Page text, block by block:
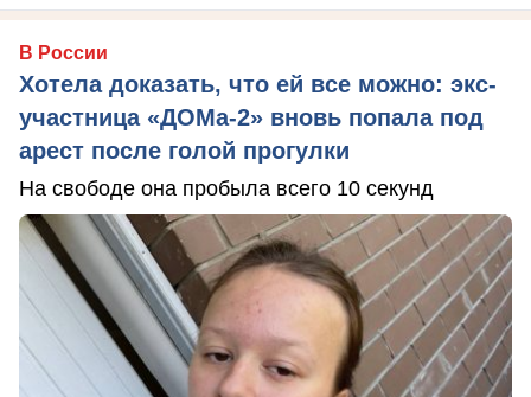
В России
Хотела доказать, что ей все можно: экс-
участница «ДОМа-2» вновь попала под
арест после голой прогулки
На свободе она пробыла всего 10 секунд